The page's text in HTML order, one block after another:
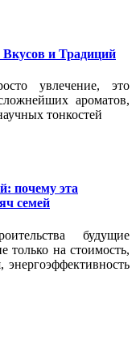
и Традиций
увлечение, это
ароматов,
тонкостей
почему эта
семей
будущие
только на стоимость,